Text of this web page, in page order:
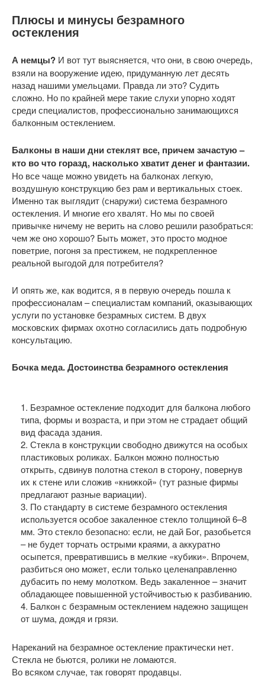
Плюсы и минусы безрамного
остекления
А немцы? И вот тут выясняется, что они, в свою очередь,
взяли на вооружение идею, придуманную лет десять
назад нашими умельцами. Правда ли это? Судить
сложно. Но по крайней мере такие слухи упорно ходят
среди специалистов, профессионально занимающихся
балконным остеклением.
Балконы в наши дни стеклят все, причем зачастую –
кто во что горазд, насколько хватит денег и фантазии.
Но все чаще можно увидеть на балконах легкую,
воздушную конструкцию без рам и вертикальных стоек.
Именно так выглядит (снаружи) система безрамного
остекления. И многие его хвалят. Но мы по своей
привычке ничему не верить на слово решили разобраться:
чем же оно хорошо? Быть может, это просто модное
поветрие, погоня за престижем, не подкрепленное
реальной выгодой для потребителя?
И опять же, как водится, я в первую очередь пошла к
профессионалам – специалистам компаний, оказывающих
услуги по установке безрамных систем. В двух
московских фирмах охотно согласились дать подробную
консультацию.
Бочка меда. Достоинства безрамного остекления
1. Безрамное остекление подходит для балкона любого
типа, формы и возраста, и при этом не страдает общий
вид фасада здания.
2. Стекла в конструкции свободно движутся на особых
пластиковых роликах. Балкон можно полностью
открыть, сдвинув полотна стекол в сторону, повернув
их к стене или сложив «книжкой» (тут разные фирмы
предлагают разные вариации).
3. По стандарту в системе безрамного остекления
используется особое закаленное стекло толщиной 6–8
мм. Это стекло безопасно: если, не дай Бог, разобьется
– не будет торчать острыми краями, а аккуратно
осыпется, превратившись в мелкие «кубики». Впрочем,
разбиться оно может, если только целенаправленно
дубасить по нему молотком. Ведь закаленное – значит
обладающее повышенной устойчивостью к разбиванию.
4. Балкон с безрамным остеклением надежно защищен
от шума, дождя и грязи.
Нареканий на безрамное остекление практически нет.
Стекла не бьются, ролики не ломаются.
Во всяком случае, так говорят продавцы.